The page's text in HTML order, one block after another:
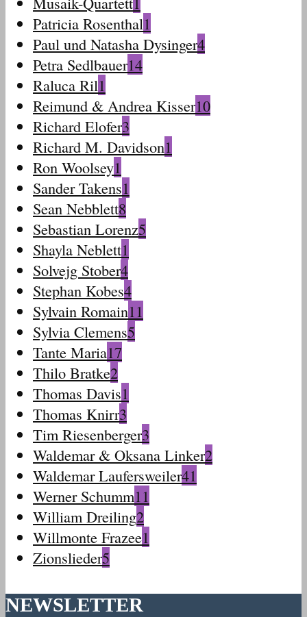
Patricia Rosenthal1
Paul und Natasha Dysinger4
Petra Sedlbauer14
Raluca Ril1
Reimund & Andrea Kisser10
Richard Elofer3
Richard M. Davidson1
Ron Woolsey1
Sander Takens1
Sean Nebblett8
Sebastian Lorenz5
Shayla Neblett1
Solvejg Stober4
Stephan Kobes4
Sylvain Romain11
Sylvia Clemens5
Tante Maria17
Thilo Bratke2
Thomas Davis1
Thomas Knirr3
Tim Riesenberger3
Waldemar & Oksana Linker2
Waldemar Laufersweiler41
Werner Schumm11
William Dreiling2
Willmonte Frazee1
Zionslieder5
NEWSLETTER